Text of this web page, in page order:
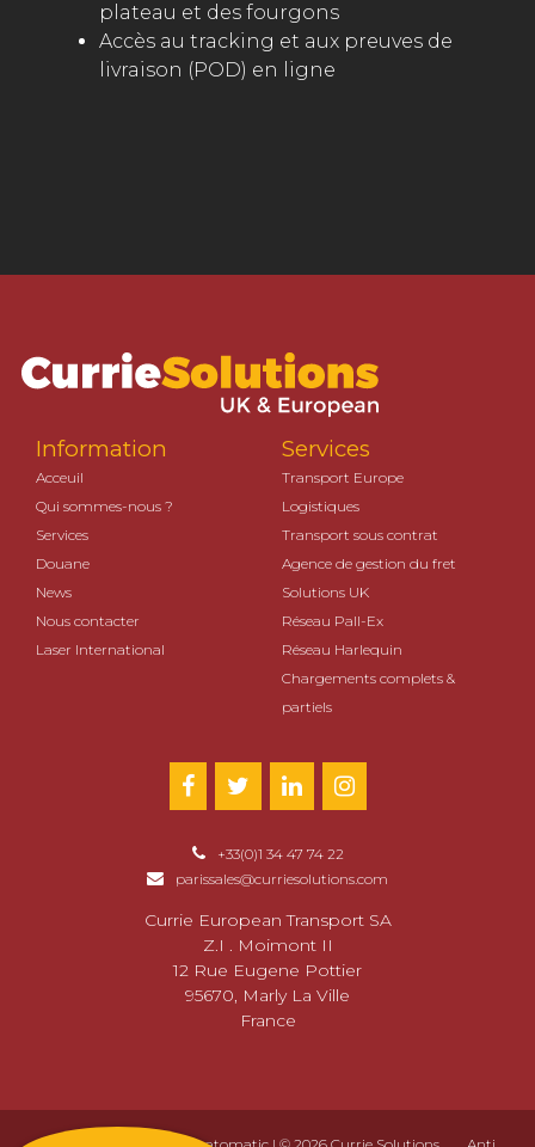
plateau et des fourgons
Accès au tracking et aux preuves de
livraison (POD) en ligne
Information
Acceuil
Qui sommes-nous ?
Services
Douane
News
Nous contacter
Laser International
Services
Transport Europe
Logistiques
Transport sous contrat
Agence de gestion du fret
Solutions UK
Réseau Pall-Ex
Réseau Harlequin
Chargements complets &
partiels
+33(0)1 34 47 74 22
parissales@curriesolutions.com
Currie European Transport SA
Z.I . Moimont II
12 Rue Eugene Pottier
95670, Marly La Ville
France